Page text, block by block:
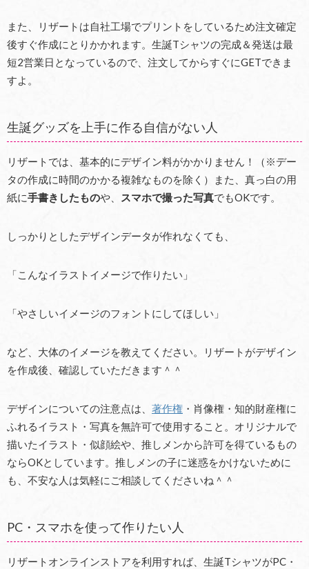
また、リザートは自社工場でプリントをしているため注文確定
後すぐ作成にとりかかれます。生誕Tシャツの完成＆発送は最
短2営業日となっているので、注文してからすぐにGETできま
すよ。
生誕グッズを上手に作る自信がない人
リザートでは、基本的にデザイン料がかかりません！（※デー
タの作成に時間のかかる複雑なものを除く）また、真っ白の用
紙に手書きしたものや、 スマホで撮った写真でもOKです。
しっかりとしたデザインデータが作れなくても、
「こんなイラストイメージで作りたい」
「やさしいイメージのフォントにしてほしい」
など、大体のイメージを教えてください。リザートがデザイン
を作成後、確認していただきます＾＾
デザインについての注意点は、 著作権 ・肖像権・知的財産権に
ふれるイラスト・写真を無許可で使用すること。オリジナルで
描いたイラスト・似顔絵や、推しメンから許可を得ているもの
ならOKとしています。推しメンの子に迷惑をかけないために
も、不安な人は気軽にご相談してくださいね＾＾
PC・スマホを使って作りたい人
リザートオンラインストアを利用すれば、生誕TシャツがPC・